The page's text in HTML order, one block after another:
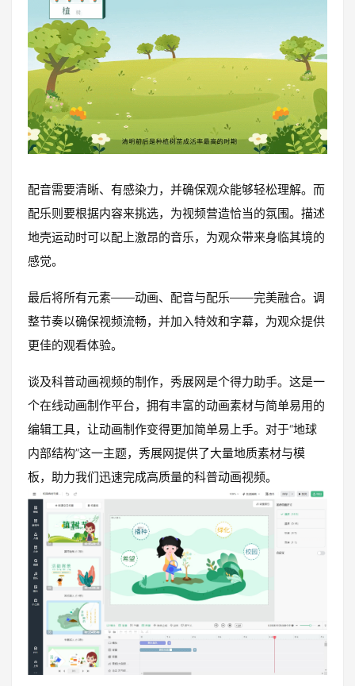
配音需要清晰、有感染力，并确保观众能够轻松理解。而
配乐则要根据内容来挑选，为视频营造恰当的氛围。描述
地壳运动时可以配上激昂的音乐，为观众带来身临其境的
感觉。
最后将所有元素——动画、配音与配乐——完美融合。调
整节奏以确保视频流畅，并加入特效和字幕，为观众提供
更佳的观看体验。
谈及科普动画视频的制作，秀展网是个得力助手。这是一
个在线动画制作平台，拥有丰富的动画素材与简单易用的
编辑工具，让动画制作变得更加简单易上手。对于“地球
内部结构”这一主题，秀展网提供了大量地质素材与模
板，助力我们迅速完成高质量的科普动画视频。